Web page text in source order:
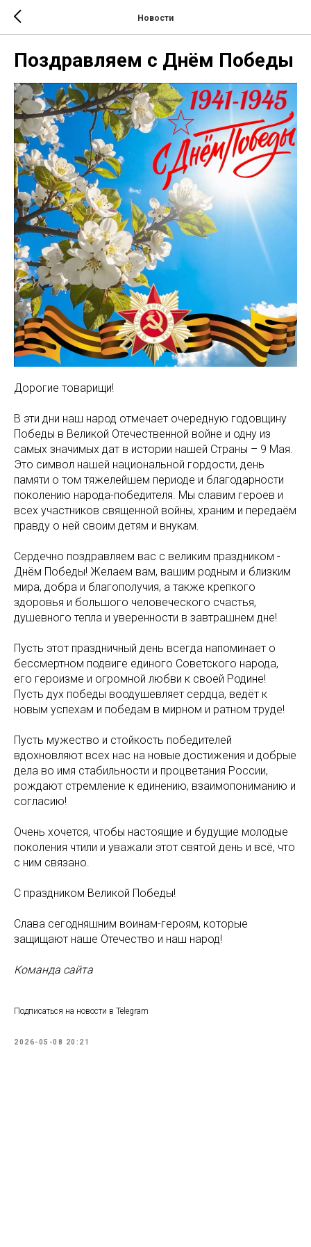
Новости
Поздравляем с Днём Победы
Дорогие товарищи!
В эти дни наш народ отмечает очередную годовщину
Победы в Великой Отечественной войне и одну из
самых значимых дат в истории нашей Страны – 9 Мая.
Это символ нашей национальной гордости, день
памяти о том тяжелейшем периоде и благодарности
поколению народа-победителя. Мы славим героев и
всех участников священной войны, храним и передаём
правду о ней своим детям и внукам.
Сердечно поздравляем вас с великим праздником -
Днём Победы! Желаем вам, вашим родным и близким
мира, добра и благополучия, а также крепкого
здоровья и большого человеческого счастья,
душевного тепла и уверенности в завтрашнем дне!
Пусть этот праздничный день всегда напоминает о
бессмертном подвиге единого Советского народа,
его героизме и огромной любви к своей Родине!
Пусть дух победы воодушевляет сердца, ведёт к
новым успехам и победам в мирном и ратном труде!
Пусть мужество и стойкость победителей
вдохновляют всех нас на новые достижения и добрые
дела во имя стабильности и процветания России,
рождают стремление к единению, взаимопониманию и
согласию!
Очень хочется, чтобы настоящие и будущие молодые
поколения чтили и уважали этот святой день и всё, что
с ним связано.
С праздником Великой Победы!
Слава сегодняшним воинам-героям, которые
защищают наше Отечество и наш народ!
Команда сайта
Подписаться на новости в Telegram
2026-05-08 20:21